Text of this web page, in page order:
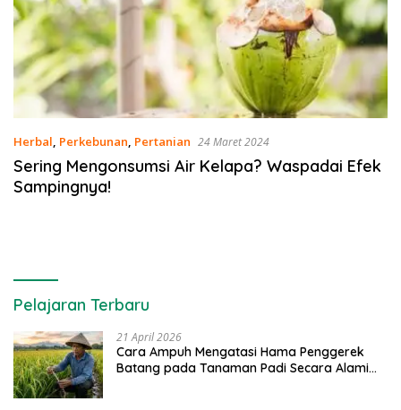
Herbal, Perkebunan, Pertanian 24 Maret 2024
Sering Mengonsumsi Air Kelapa? Waspadai Efek
Sampingnya!
Pelajaran Terbaru
21 April 2026
Cara Ampuh Mengatasi Hama Penggerek
Batang pada Tanaman Padi Secara Alami